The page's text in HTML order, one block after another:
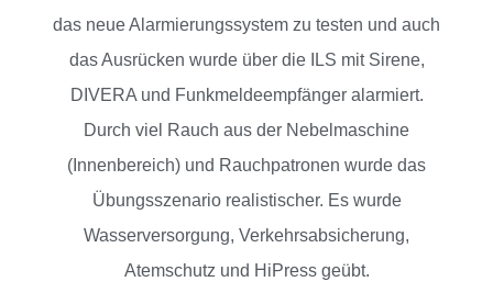
das neue Alarmierungssystem zu testen und auch
das Ausrücken wurde über die ILS mit Sirene,
DIVERA und Funkmeldeempfänger alarmiert.
Durch viel Rauch aus der Nebelmaschine
(Innenbereich) und Rauchpatronen wurde das
Übungsszenario realistischer. Es wurde
Wasserversorgung, Verkehrsabsicherung,
Atemschutz und HiPress geübt.